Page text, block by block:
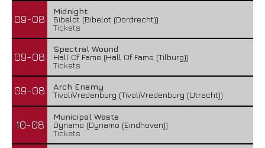
09-08
Midnight
Bibelot (Bibelot (Dordrecht))
Tickets
09-08
Spectral Wound
Hall Of Fame (Hall Of Fame (Tilburg))
Tickets
09-08
Arch Enemy
TivoliVredenburg (TivoliVredenburg (Utrecht))
10-08
Municipal Waste
Dynamo (Dynamo (Eindhoven))
Tickets